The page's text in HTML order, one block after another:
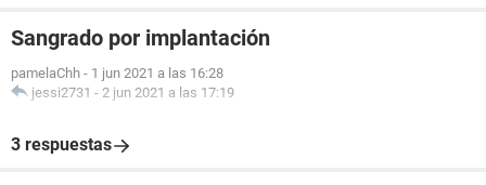
Sangrado por implantación
pamelaChh - 1 jun 2021 a las 16:28
jessi2731 - 2 jun 2021 a las 17:19
3 respuestas